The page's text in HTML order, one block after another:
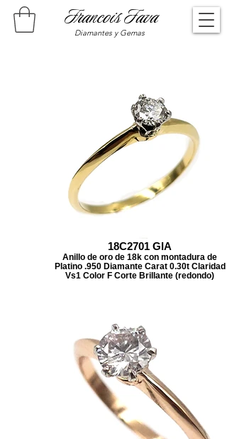
Diamantes y Gemas
Francois Fava
18C2701 GIA
Anillo de oro de 18k con montadura de
Platino .950 Diamante Carat 0.30t Claridad
Vs1 Color F Corte Brillante (redondo)